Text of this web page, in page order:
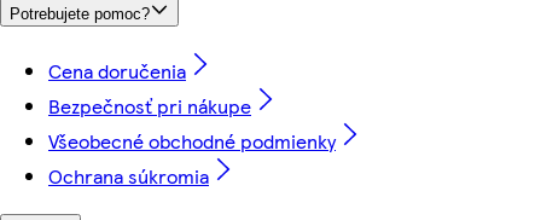
Potrebujete pomoc?
Cena doručenia
Bezpečnosť pri nákupe
Všeobecné obchodné podmienky
Ochrana súkromia